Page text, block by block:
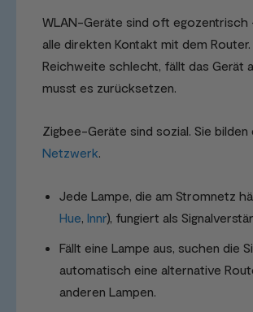
WLAN-Geräte sind oft egozentrisch
alle direkten Kontakt mit dem Router.
Reichweite schlecht, fällt das Gerät
musst es zurücksetzen.
Zigbee-Geräte sind sozial. Sie bilden
Netzwerk.
Jede Lampe, die am Stromnetz
Hue, Innr), fungiert als
Fällt eine Lampe aus, suchen die
automatisch eine alternative
anderen Lampen.